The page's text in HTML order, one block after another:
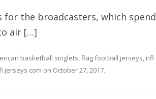
for the broadcasters, which spend
air […]
basketball singlets,flag football jerseys, nfl
jerseys com on October 27, 2017.